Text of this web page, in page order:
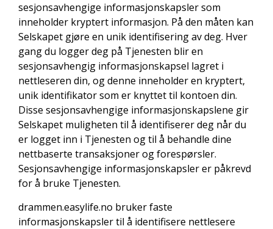
sesjonsavhengige informasjonskapsler som
inneholder kryptert informasjon. På den måten kan
Selskapet gjøre en unik identifisering av deg. Hver
gang du logger deg på Tjenesten blir en
sesjonsavhengig informasjonskapsel lagret i
nettleseren din, og denne inneholder en kryptert,
unik identifikator som er knyttet til kontoen din.
Disse sesjonsavhengige informasjonskapslene gir
Selskapet muligheten til å identifiserer deg når du
er logget inn i Tjenesten og til å behandle dine
nettbaserte transaksjoner og forespørsler.
Sesjonsavhengige informasjonskapsler er påkrevd
for å bruke Tjenesten.
drammen.easylife.no bruker faste
informasjonskapsler til å identifisere nettlesere